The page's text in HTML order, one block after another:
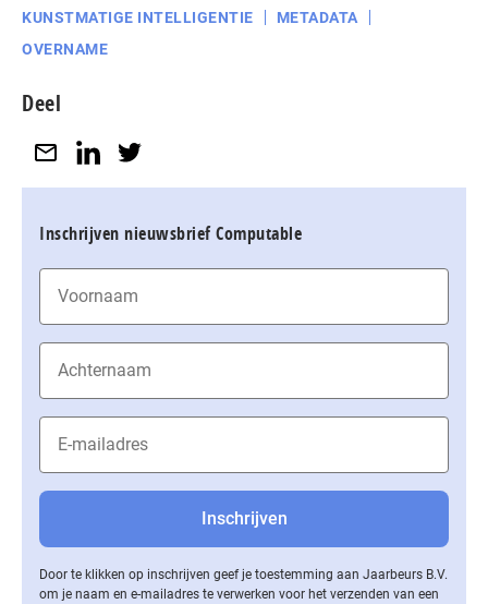
KUNSTMATIGE INTELLIGENTIE
METADATA
OVERNAME
Deel
Inschrijven nieuwsbrief Computable
Door te klikken op inschrijven geef je toestemming aan Jaarbeurs B.V.
om je naam en e-mailadres te verwerken voor het verzenden van een